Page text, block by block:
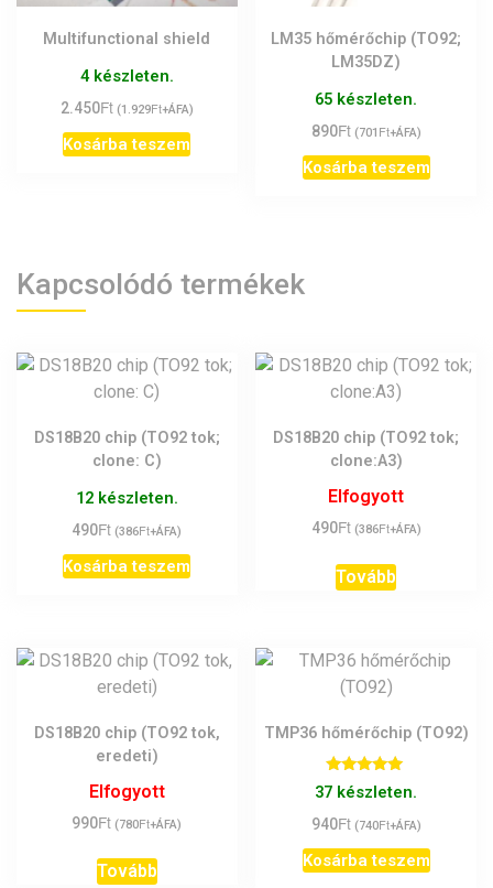
Multifunctional shield
4 készleten.
2.450Ft (1.929Ft+ÁFA)
Kosárba teszem
LM35 hőmérőchip (TO92;
LM35DZ)
65 készleten.
890Ft (701 Ft+ÁFA)
Kosárba teszem
Kapcsolódó termékek
DS18B20 chip (TO92 tok;
clone: C)
12 készleten.
490Ft (386Ft+ÁFA)
Kosárba teszem
DS18B20 chip (TO92 tok;
clone:A3)
Elfogyott
490Ft (386Ft+ÁFA)
Tovább
DS18B20 chip (TO92 tok,
eredeti)
Elfogyott
990Ft (780Ft+ÁFA)
Tovább
TMP36 hőmérőchip (TO92)
Értékelés:
5.00
37 készleten.
940Ft (740Ft+ÁFA)
Kosárba teszem